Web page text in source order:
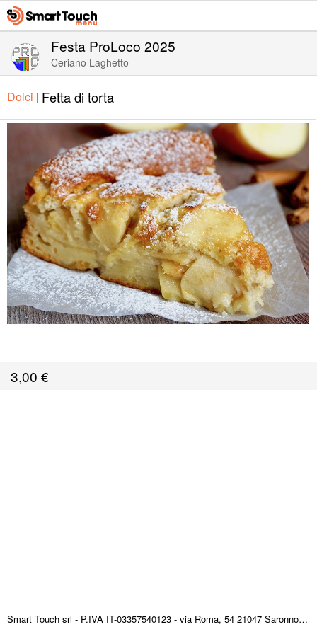
Festa ProLoco 2025
Ceriano Laghetto
Dolci | Fetta di torta
3,00 €
Smart Touch srl - P.IVA IT-03357540123 - via Roma, 54 21047 Saronno (VA) ITALY